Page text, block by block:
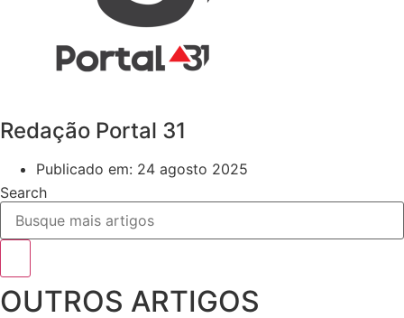
Redação Portal 31
Publicado em: 24 agosto 2025
Search
OUTROS ARTIGOS